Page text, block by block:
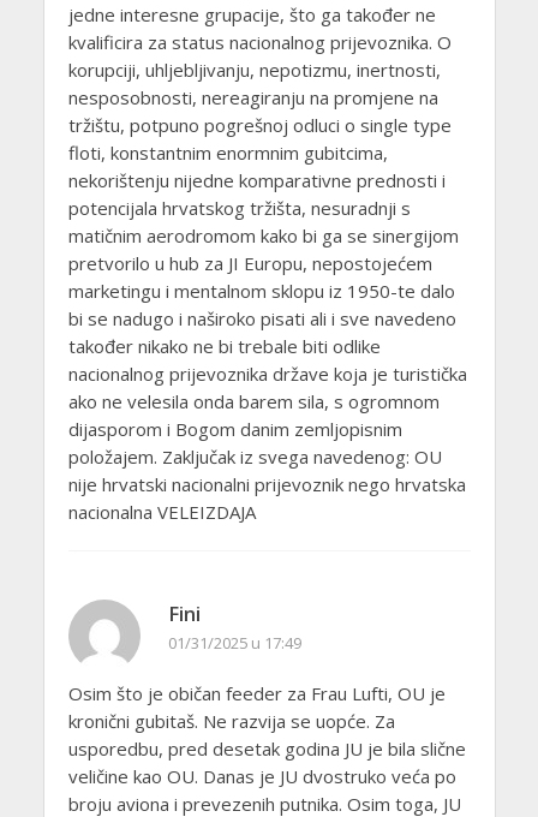
jedne interesne grupacije, što ga također ne
kvalificira za status nacionalnog prijevoznika. O
korupciji, uhljebljivanju, nepotizmu, inertnosti,
nesposobnosti, nereagiranju na promjene na
tržištu, potpuno pogrešnoj odluci o single type
floti, konstantnim enormnim gubitcima,
nekorištenju nijedne komparativne prednosti i
potencijala hrvatskog tržišta, nesuradnji s
matičnim aerodromom kako bi ga se sinergijom
pretvorilo u hub za JI Europu, nepostojećem
marketingu i mentalnom sklopu iz 1950-te dalo
bi se nadugo i naširoko pisati ali i sve navedeno
također nikako ne bi trebale biti odlike
nacionalnog prijevoznika države koja je turistička
ako ne velesila onda barem sila, s ogromnom
dijasporom i Bogom danim zemljopisnim
položajem. Zaključak iz svega navedenog: OU
nije hrvatski nacionalni prijevoznik nego hrvatska
nacionalna VELEIZDAJA
Fini
01/31/2025 u 17:49
Osim što je običan feeder za Frau Lufti, OU je
kronični gubitaš. Ne razvija se uopće. Za
usporedbu, pred desetak godina JU je bila slične
veličine kao OU. Danas je JU dvostruko veća po
broju aviona i prevezenih putnika. Osim toga, JU